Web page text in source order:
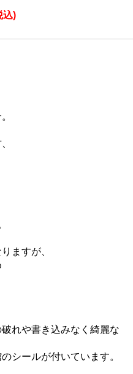
込)
ますが、
れや書き込みなく綺麗な
シールが付いています。